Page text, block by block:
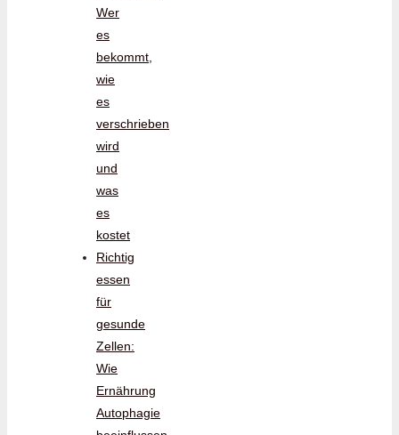
Wer
es
bekommt,
wie
es
verschrieben
wird
und
was
es
kostet
Richtig
essen
für
gesunde
Zellen:
Wie
Ernährung
Autophagie